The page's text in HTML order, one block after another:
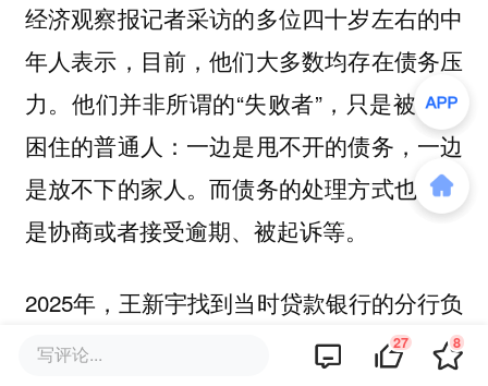
经济观察报记者采访的多位四十岁左右的中
年人表示，目前，他们大多数均存在债务压
力。他们并非所谓的“失败者”，只是被现实
困住的普通人：一边是甩不开的债务，一边
是放不下的家人。而债务的处理方式也大多
是协商或者接受逾期、被起诉等。
2025年，王新宇找到当时贷款银行的分行负
责人、信贷员等人反复沟通、协商，银行没
写评论... 27 8